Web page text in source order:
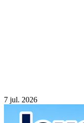
7 jul. 2026